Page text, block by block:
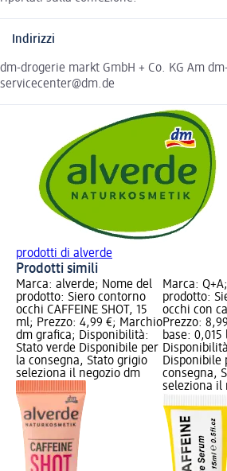
Indirizzi
dm-drogerie markt GmbH + Co. KG Am
servicecenter@dm.de
prodotti di alverde
Prodotti simili
Marca: alverde; Nome del
prodotto: Siero contorno
occhi CAFFEINE SHOT, 15
ml; Prezzo: 4,99 €; Marchio
dm grafica; Disponibilità:
Stato verde Disponibile per
la consegna, Stato grigio
seleziona il negozio dm
Marca:
prodotto:
occhi con
Prezzo:
base: 0,015
Disponibile
consegna,
seleziona il